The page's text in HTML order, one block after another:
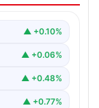
Koruyor”,▲ +0.10%
▲ +0.06%
▲ +0.48%
▲ +0.77%